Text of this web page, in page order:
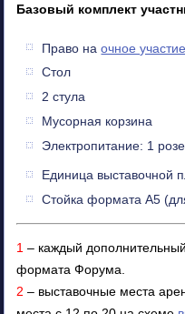
Базовый комплект
Право наочное участие
Стол
2 стула
Мусорная корзина
Электропитание: 1
Единица выставочной
Стойка формата А5
1 – каждый дополнительный
формата Форума.
2 – выставочные места